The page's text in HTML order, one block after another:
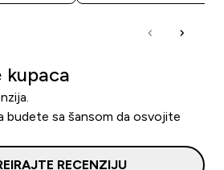
kupaca
budete sa šansom da osvojite
RECENZIJU